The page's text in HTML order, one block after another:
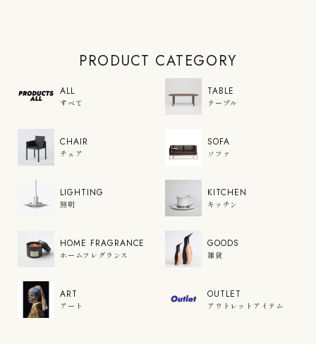
PRODUCT CATEGORY
ALL
すべて
TABLE
テーブル
CHAIR
チェア
SOFA
ソファ
LIGHTING
照明
KITCHEN
キッチン
HOME FRAGRANCE
ホームフレグランス
GOODS
雑貨
ART
アート
OUTLET
アウトレットアイテム